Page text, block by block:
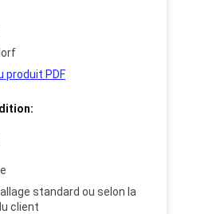
produit PDF
standard ou selon la
client